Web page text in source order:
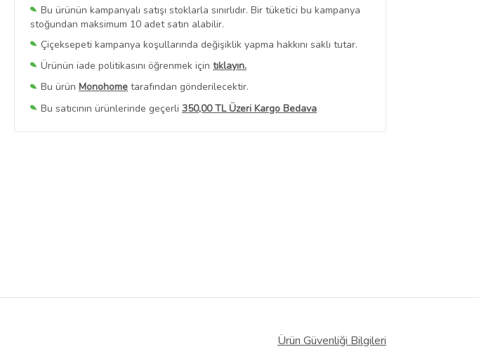
Bu ürünün kampanyalı satışı stoklarla sınırlıdır. Bir tüketici bu kampanya
stoğundan maksimum 10 adet satın alabilir.
Çiçeksepeti kampanya koşullarında değişiklik yapma hakkını saklı tutar.
Ürünün iade politikasını öğrenmek için tıklayın.
Bu ürün Monohome tarafından gönderilecektir.
Bu satıcının ürünlerinde geçerli 350,00 TL Üzeri Kargo Bedava
Bu SatıcınınTüm Ürünlerini Görüntüle
Ürün Güvenliği Bilgileri